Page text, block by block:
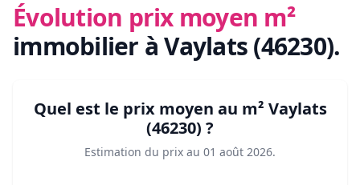
Évolution prix moyen m²
immobilier à Vaylats (46230).
Quel est le prix moyen au m² Vaylats
(46230) ?
Estimation du prix au 01 août 2026.